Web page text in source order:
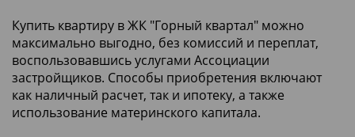
Купить квартиру в ЖК "Горный квартал" можно
максимально выгодно, без комиссий и переплат,
воспользовавшись услугами Ассоциации
застройщиков. Способы приобретения включают
как наличный расчет, так и ипотеку, а также
использование материнского капитала.